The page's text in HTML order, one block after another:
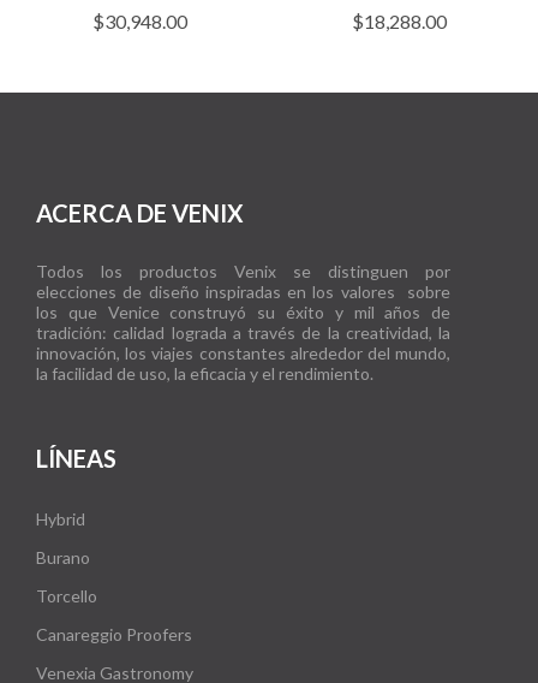
$30,948.00 $18,288.00
ACERCA DE VENIX
Todos los productos Venix se distinguen por
elecciones de diseño inspiradas en los valores sobre
los que Venice construyó su éxito y mil años de
tradición: calidad lograda a través de la creatividad, la
innovación, los viajes constantes alrededor del mundo,
la facilidad de uso, la eficacia y el rendimiento.
LÍNEAS
Hybrid
Burano
Torcello
Canareggio Proofers
Venexia Gastronomy